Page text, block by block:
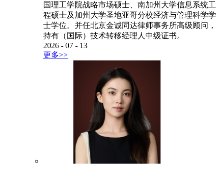
国理工学院战略市场硕士、南加州大学信息系统工
程硕士及加州大学圣地亚哥分校经济与管理科学学
士学位。并任北京金诚同达律师事务所高级顾问，
持有（国际）技术转移经理人中级证书。
2026 - 07 - 13
更多>>